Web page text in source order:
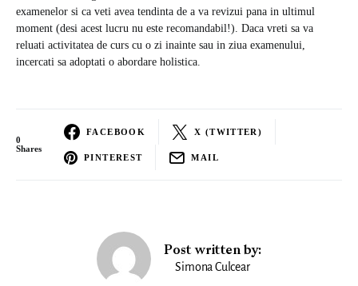
examenelor si ca veti avea tendinta de a va revizui pana in ultimul
moment (desi acest lucru nu este recomandabil!). Daca vreti sa va
reluati activitatea de curs cu o zi inainte sau in ziua examenului,
incercati sa adoptati o abordare holistica.
0
Shares
FACEBOOK X (TWITTER)
PINTEREST MAIL
Post written by:
Simona Culcear